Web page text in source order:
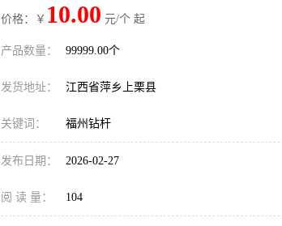
价格：￥ 10.00 元/个 起
产品数量： 99999.00个
发货地址： 江西省萍乡上栗县
关键词： 福州钻杆
发布日期： 2026-02-27
阅 读 量： 104